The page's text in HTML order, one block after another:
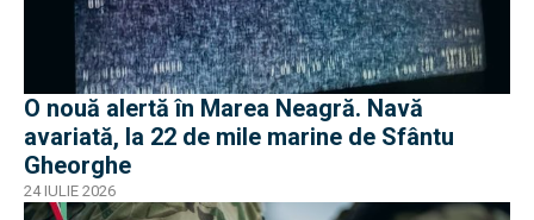
O nouă alertă în Marea Neagră. Navă
avariată, la 22 de mile marine de Sfântu
Gheorghe
24 IULIE 2026